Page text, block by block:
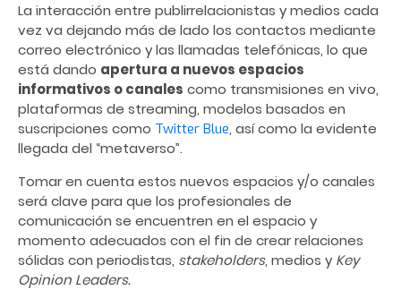
La interacción entre publirrelacionistas y medios cada
vez va dejando más de lado los contactos mediante
correo electrónico y las llamadas telefónicas, lo que
está dando apertura a nuevos espacios
informativos o canales como transmisiones en vivo,
plataformas de streaming, modelos basados en
suscripciones como Twitter Blue, así como la evidente
llegada del “metaverso”.
Tomar en cuenta estos nuevos espacios y/o canales
será clave para que los profesionales de
comunicación se encuentren en el espacio y
momento adecuados con el fin de crear relaciones
sólidas con periodistas, stakeholders, medios yKey
Opinion Leaders.